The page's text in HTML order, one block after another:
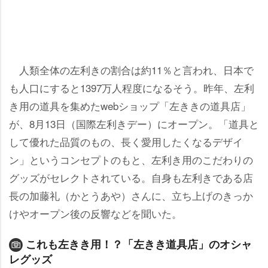
人類全体の左利きの割合は約11％と言われ、日本で
も人口にすると1397万人程度になるそう。昨年、左利
き用の道具を集めたwebショップ「左ききの道具店」
が、8月13日（国際左利きデー）にオープン。「道具と
して優れた品質のもの、長く愛用したくなるデザイ
ン」というコンセプトのもと、左利き用のこだわりの
グッズがセレクトされている。自身も左利きである店
長の加藤礼（かとうあや）さんに、立ち上げのきっか
けやオープン後の反響などを聞いた。
これも左きき用！？「左きき道具店」のオシャ
レグッズ